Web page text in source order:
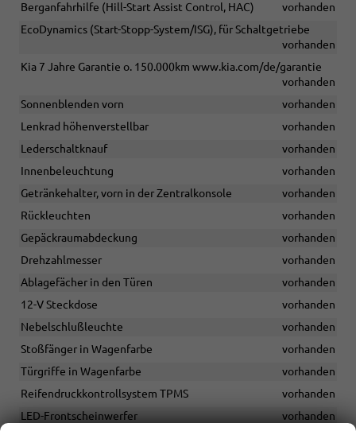
Berganfahrhilfe (Hill-Start Assist Control, HAC)
vorhanden
EcoDynamics (Start-Stopp-System/ISG), für Schaltgetriebe
vorhanden
Kia 7 Jahre Garantie o. 150.000km www.kia.com/de/garantie
vorhanden
Sonnenblenden vorn
vorhanden
Lenkrad höhenverstellbar
vorhanden
Lederschaltknauf
vorhanden
Innenbeleuchtung
vorhanden
Getränkehalter, vorn in der Zentralkonsole
vorhanden
Rückleuchten
vorhanden
Gepäckraumabdeckung
vorhanden
Drehzahlmesser
vorhanden
Ablagefächer in den Türen
vorhanden
12-V Steckdose
vorhanden
Nebelschlußleuchte
vorhanden
Stoßfänger in Wagenfarbe
vorhanden
Türgriffe in Wagenfarbe
vorhanden
Reifendruckkontrollsystem TPMS
vorhanden
LED-Frontscheinwerfer
vorhanden